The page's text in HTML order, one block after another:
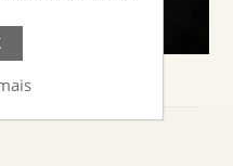
Cursos